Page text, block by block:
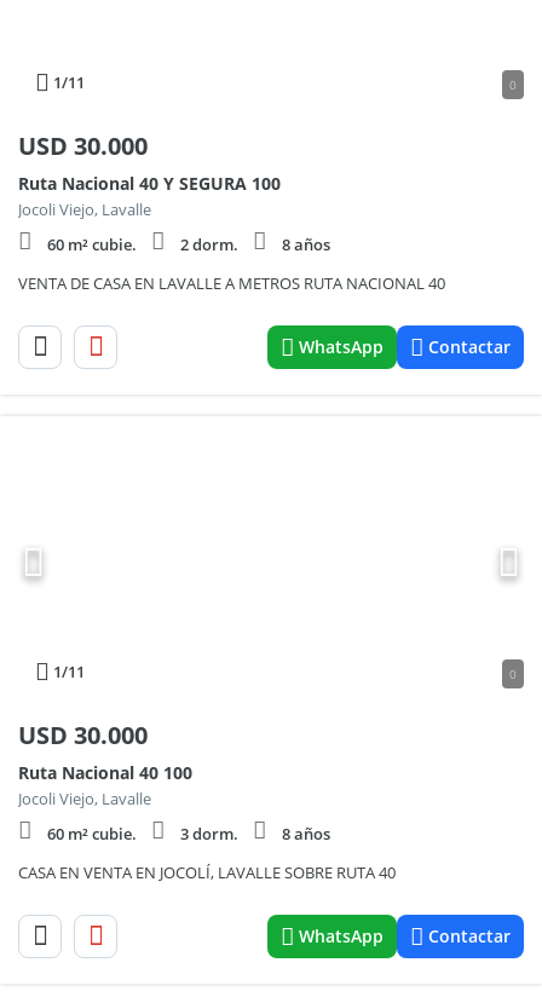
1/11 0
USD 30.000
Ruta Nacional 40 Y SEGURA 100
Jocoli Viejo, Lavalle
60 m² cubie.
2 dorm.
8 años
VENTA DE CASA EN LAVALLE A METROS RUTA NACIONAL 40
WhatsApp Contactar
1/11 0
USD 30.000
Ruta Nacional 40 100
Jocoli Viejo, Lavalle
60 m² cubie.
3 dorm.
8 años
CASA EN VENTA EN JOCOLÍ, LAVALLE SOBRE RUTA 40
WhatsApp Contactar